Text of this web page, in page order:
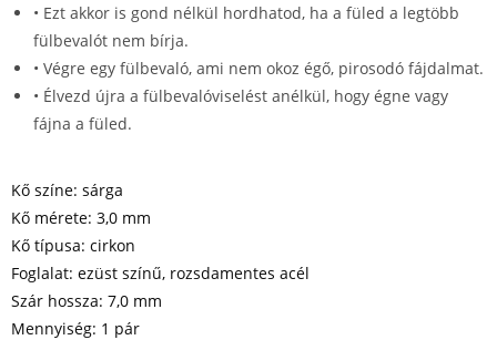
• Ezt akkor is gond nélkül hordhatod, ha a füled a legtöbb
fülbevalót nem bírja.
• Végre egy fülbevaló, ami nem okoz égő, pirosodó fájdalmat.
• Élvezd újra a fülbevalóviselést anélkül, hogy égne vagy
fájna a füled.
Kő színe: sárga
Kő mérete: 3,0 mm
Kő típusa: cirkon
Foglalat: ezüst színű, rozsdamentes acél
Szár hossza: 7,0 mm
Mennyiség: 1 pár